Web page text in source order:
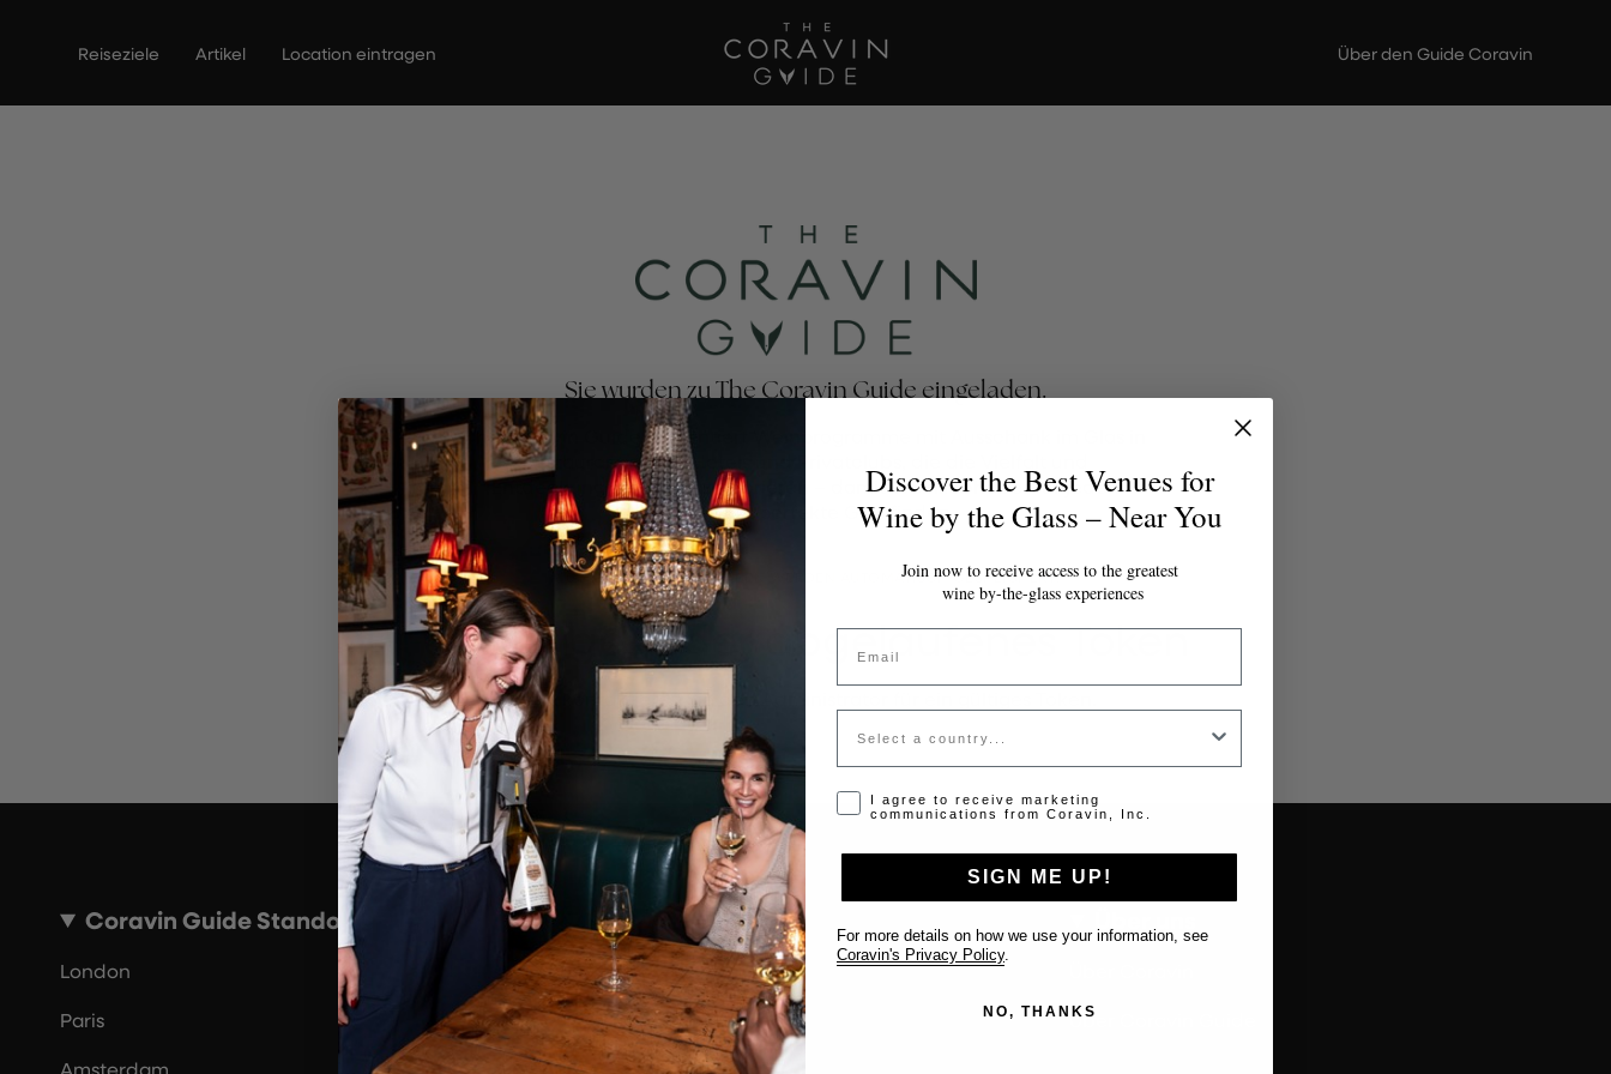
Reiseziele Artikel Location eintragen Über den Guide Coravin
Sie wurden zu The Coravin Guide eingeladen.
The Coravin Guide präsentiert Weinprogramme mit Ausschank im Glas in
Restaurants, Bars, Hotels und Privatclubs, die die Vielfalt und
Entdeckung von Wein zelebrieren – damit Weinliebhaber für jeden
Anlass das perfekte Glas finden.
~10 MINUTENIHRE EINGABEN WERDEN AUTOMATISCH GESPEICHERT.
Ungültiges oder abgelaufenes Token
Bitte kontaktieren Sie den Administrator für ein gültiges Token.
Coravin Guide Standorte
London
Paris
Amsterdam
Support
Kontakt
Location eintragen
FAQ
Über Coravin Guide
Discover the Best Venues for
Wine by the Glass – Near You
Join now to receive access to the greatest
wine by-the-glass experiences
Email
Country
Opt-in disclaimer
I agree to receive marketing
communications from Coravin, Inc.
SIGN ME UP!
For more details on how we use your information, see
Coravin's Privacy Policy
NO, THANKS